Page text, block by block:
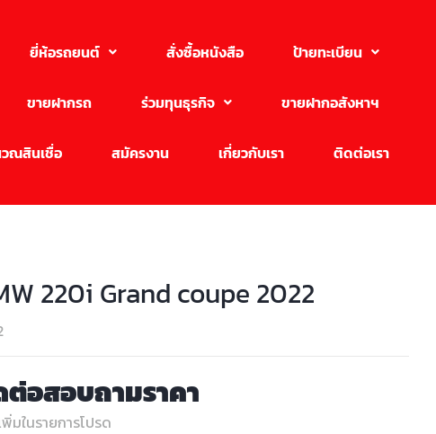
ยี่ห้อรถยนต์ สั่งซื้อหนังสือ ป้ายทะเบียน
ขายฝากรถ ร่วมทุนธุรกิจ ขายฝากอสังหาฯ
ณสินเชื่อ สมัครงาน เกี่ยวกับเรา ติดต่อเรา
220i Grand coupe 2022
อสอบถามราคา
พิ่มในรายการโปรด